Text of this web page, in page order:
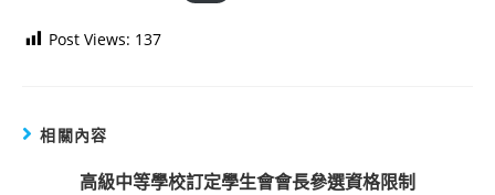
Post Views: 137
相關內容
高級中等學校訂定學生會會長參選資格限制